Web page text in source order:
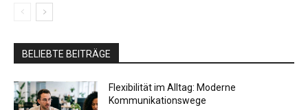
BELIEBTE BEITRÄGE
Flexibilität im Alltag: Moderne
Kommunikationswege